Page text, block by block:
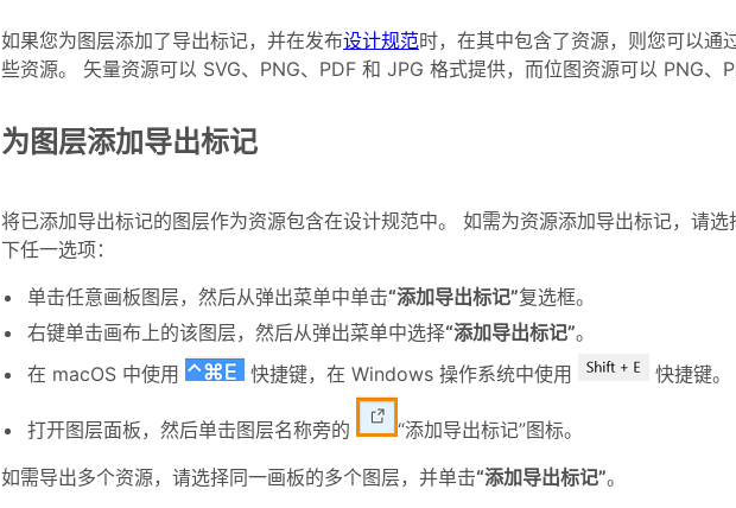
如果您为图层添加了导出标记，并在发布设计规范时，在其中包含了资源，则您可以通
些资源。 矢量资源可以 SVG、PNG、PDF 和 JPG 格式提供，而位图资源可以 PNG、
为图层添加导出标记
将已添加导出标记的图层作为资源包含在设计规范中。 如需为资源添加导出标记，请
下任一选项：
单击任意画板图层，然后从弹出菜单中单击“添加导出标记”复选框。
右键单击画布上的该图层，然后从弹出菜单中选择“添加导出标记”。
在 macOS 中使用
快捷键，在 Windows 操作系统中使用 快捷键。
打开图层面板，然后单击图层名称旁的
“添加导出标记”图标。
如需导出多个资源，请选择同一画板的多个图层，并单击“添加导出标记”。